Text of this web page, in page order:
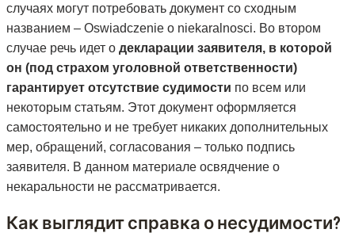
случаях могут потребовать документ со сходным
названием – Oswiadczenie o niekaralnosci. Во втором
случае речь идет о декларации заявителя, в которой
он (под страхом уголовной ответственности)
гарантирует отсутствие судимости по всем или
некоторым статьям. Этот документ оформляется
самостоятельно и не требует никаких дополнительных
мер, обращений, согласования – только подпись
заявителя. В данном материале освядчение о
некаральности не рассматривается.
Как выглядит справка о несудимости?